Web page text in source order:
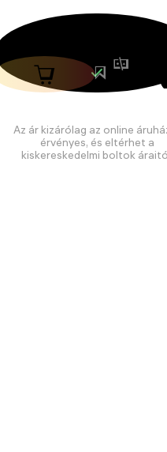
Az ár kizárólag az online
érvényes, és eltérhet a
kiskereskedelmi boltok